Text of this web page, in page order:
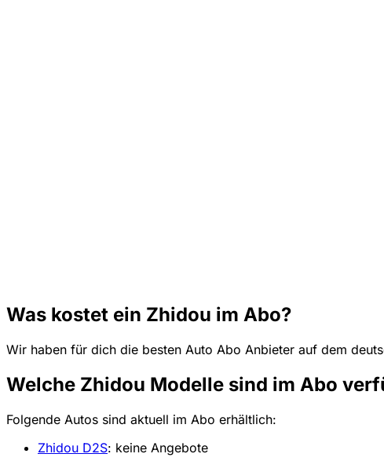
Was kostet ein Zhidou im Abo?
Wir haben für dich die besten Auto Abo Anbieter auf dem
Welche Zhidou Modelle sind im Abo
Folgende Autos sind aktuell im Abo erhältlich:
Zhidou D2S: keine Angebote